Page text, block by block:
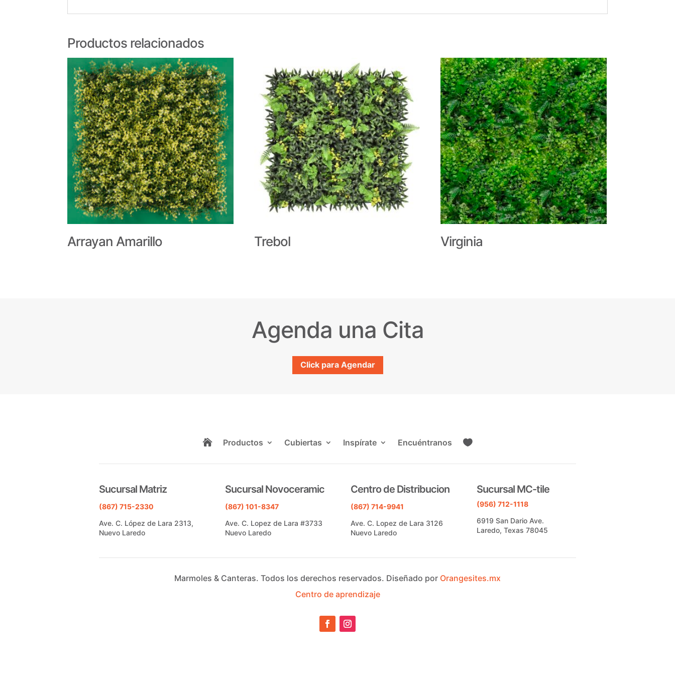
Productos relacionados
Arrayan Amarillo Trebol Virginia
Agenda una Cita
Click para Agendar
 Productos Cubiertas Inspírate Encuéntranos 
Sucursal Matriz
(867) 715-2330
Ave. C. López de Lara 2313,
Nuevo Laredo
Sucursal Novoceramic
(867) 101-8347
Ave. C. Lopez de Lara #3733
Nuevo Laredo
Centro de Distribucion
(867) 714-9941
Ave. C. Lopez de Lara 3126
Nuevo Laredo
Sucursal MC-tile
(956) 712-1118
6919 San Dario Ave.
Laredo, Texas 78045
Marmoles & Canteras. Todos los derechos reservados. Diseñado por Orangesites.mx
Centro de aprendizaje